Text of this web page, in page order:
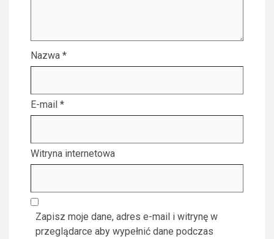
Nazwa *
E-mail *
Witryna internetowa
Zapisz moje dane, adres e-mail i witrynę w
przeglądarce aby wypełnić dane podczas